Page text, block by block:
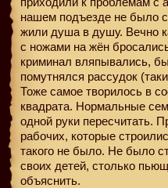
нашем подъезде не было
жили душа в душу. Вечно
с ножами на жён
криминал вляпывались,
помутнялся рассудок
Тоже самое творилось в
квадрата. Нормальные
одной руки пересчитать.
рабочих, которые
такого не было. Не было
своих детей, столько
объяснить.